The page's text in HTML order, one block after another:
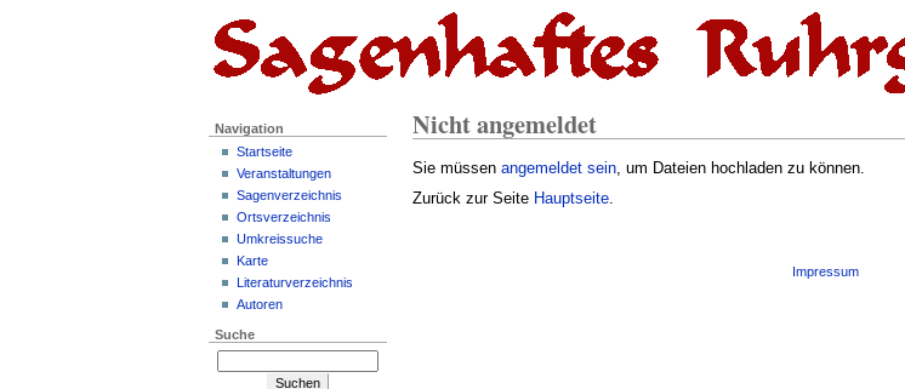
Nicht angemeldet
Sie müssen angemeldet sein, um Dateien hochladen zu können.
Zurück zur Seite Hauptseite.
Navigation
Startseite
Veranstaltungen
Sagenverzeichnis
Ortsverzeichnis
Umkreissuche
Karte
Literaturverzeichnis
Autoren
Suche
Impressum